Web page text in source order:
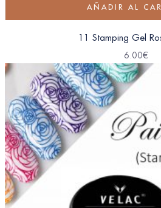
AÑADIR AL
11 Stamping Gel
6.00€